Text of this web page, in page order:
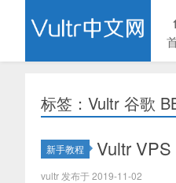
标签：Vultr 谷歌
新手教程 Vultr
vultr 发布于 2019-11-02